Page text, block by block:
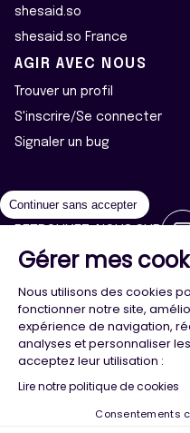
shesaid.so
shesaid.so France
AGIR AVEC NOUS
Trouver un profil
S'inscrire/Se connecter
Signaler un bug
2026
Politique
Conception
Continuer sans accepter
Gérer mes
Nous utilisons des cookies
fonctionner notre site,
expérience de navigation,
analyses et personnaliser
acceptez leur utilisation :
Lire notre politique de cookies
Consentements